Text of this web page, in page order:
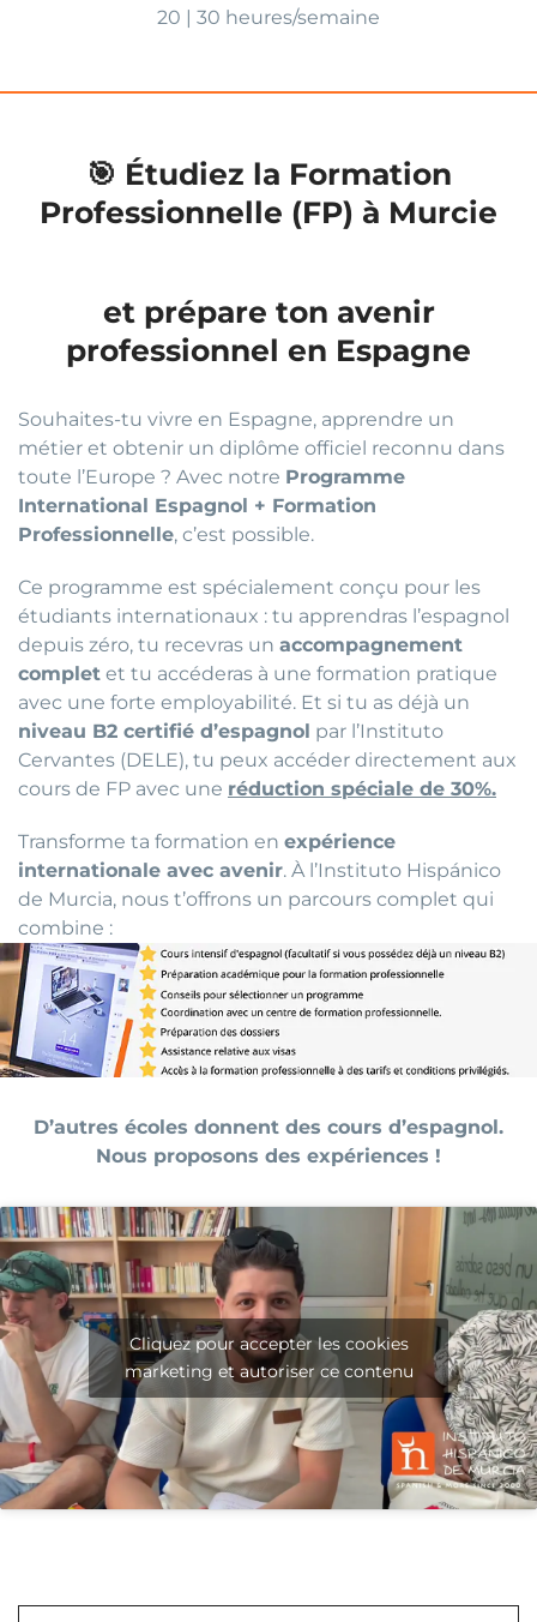
20 | 30 heures/semaine
🎯 Étudiez la Formation
Professionnelle (FP) à Murcie
et prépare ton avenir
professionnel en Espagne
Souhaites-tu vivre en Espagne, apprendre un
métier et obtenir un diplôme officiel reconnu dans
toute l’Europe ? Avec notre Programme
International Espagnol + Formation
Professionnelle, c’est possible.
Ce programme est spécialement conçu pour les
étudiants internationaux : tu apprendras l’espagnol
depuis zéro, tu recevras un accompagnement
complet et tu accéderas à une formation pratique
avec une forte employabilité. Et si tu as déjà un
niveau B2 certifié d’espagnol par l’Instituto
Cervantes (DELE), tu peux accéder directement aux
cours de FP avec une réduction spéciale de 30%.
Transforme ta formation en expérience
internationale avec avenir. À l’Instituto Hispánico
de Murcia, nous t’offrons un parcours complet qui
combine :
D’autres écoles donnent des cours d’espagnol.
Nous proposons des expériences !
Cliquez pour accepter les cookies
marketing et autoriser ce contenu